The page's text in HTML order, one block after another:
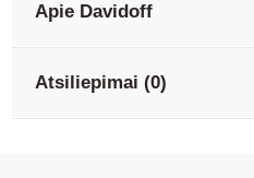
Apie Davidoff
Atsiliepimai (0)